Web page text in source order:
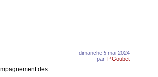
dimanche 5 mai 2024
par P.Goubet
des